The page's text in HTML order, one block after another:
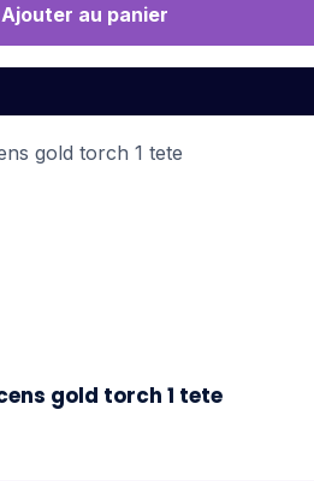
Ajouter au panier
gold torch 1 tete